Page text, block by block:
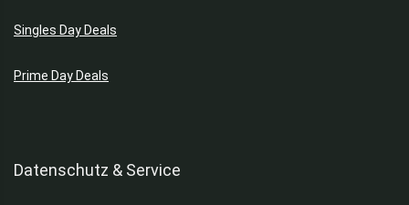
Singles Day Deals
Prime Day Deals
Datenschutz & Service